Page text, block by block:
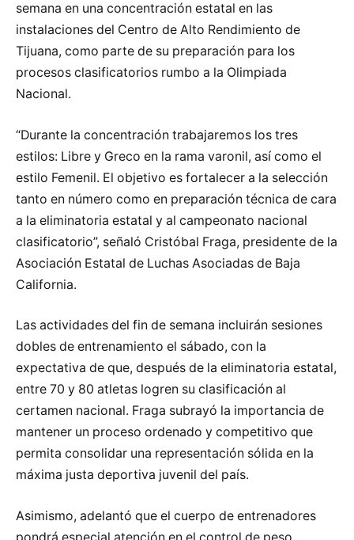
semana en una concentración estatal en las
instalaciones del Centro de Alto Rendimiento de
Tijuana, como parte de su preparación para los
procesos clasificatorios rumbo a la Olimpiada
Nacional.
“Durante la concentración trabajaremos los tres
estilos: Libre y Greco en la rama varonil, así como el
estilo Femenil. El objetivo es fortalecer a la selección
tanto en número como en preparación técnica de cara
a la eliminatoria estatal y al campeonato nacional
clasificatorio”, señaló Cristóbal Fraga, presidente de la
Asociación Estatal de Luchas Asociadas de Baja
California.
Las actividades del fin de semana incluirán sesiones
dobles de entrenamiento el sábado, con la
expectativa de que, después de la eliminatoria estatal,
entre 70 y 80 atletas logren su clasificación al
certamen nacional. Fraga subrayó la importancia de
mantener un proceso ordenado y competitivo que
permita consolidar una representación sólida en la
máxima justa deportiva juvenil del país.
Asimismo, adelantó que el cuerpo de entrenadores
pondrá especial atención en el control de peso,